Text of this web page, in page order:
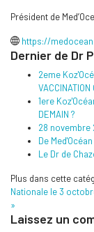
Président de
https://
Dernier de Dr
2eme
VACCINATION
1ere
DEMAIN ?
28 novembre
De
Le Dr de
Plus dans cette
Nationale le 3
»
Laissez un